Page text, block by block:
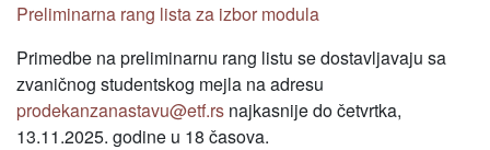
Preliminarna rang lista za izbor modula
Primedbe na preliminarnu rang listu se dostavljavaju sa
zvaničnog studentskog mejla na adresu
prodekanzanastavu@etf.rs najkasnije do četvrtka,
13.11.2025. godine u 18 časova.